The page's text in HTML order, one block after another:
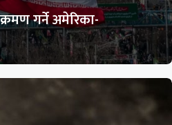
गर्ने अमेरिका-